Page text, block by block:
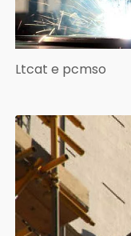
Ltcat e pcmso